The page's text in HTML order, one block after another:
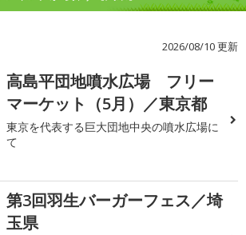
2026/08/10 更新
高島平団地噴水広場 フリー
マーケット（5月）／東京都
東京を代表する巨大団地中央の噴水広場に
て
第3回羽生バーガーフェス／埼
玉県